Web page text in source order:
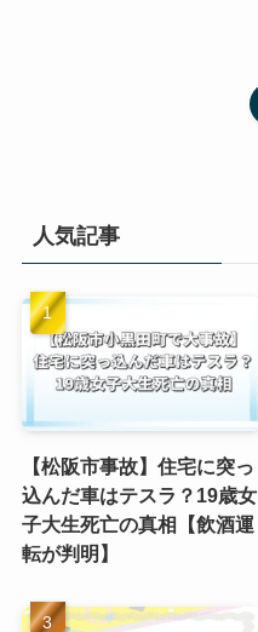
人気記事
【松阪市事故】住宅に突っ
込んだ車はテスラ？19歳女
子大生死亡の真相【飲酒運
転が判明】